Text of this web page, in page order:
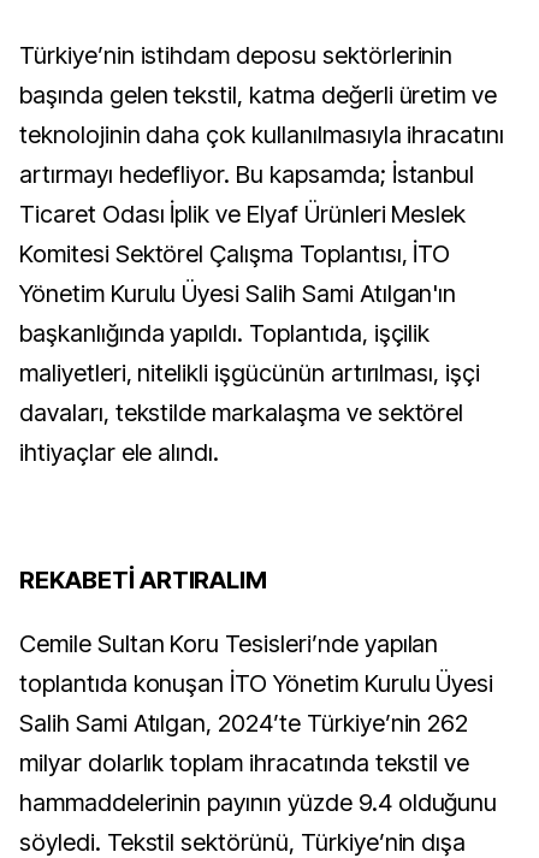
Türkiye’nin istihdam deposu sektörlerinin
başında gelen tekstil, katma değerli üretim ve
teknolojinin daha çok kullanılmasıyla ihracatını
artırmayı hedefliyor. Bu kapsamda; İstanbul
Ticaret Odası İplik ve Elyaf Ürünleri Meslek
Komitesi Sektörel Çalışma Toplantısı, İTO
Yönetim Kurulu Üyesi Salih Sami Atılgan'ın
başkanlığında yapıldı. Toplantıda, işçilik
maliyetleri, nitelikli işgücünün artırılması, işçi
davaları, tekstilde markalaşma ve sektörel
ihtiyaçlar ele alındı.
REKABETİ ARTIRALIM
Cemile Sultan Koru Tesisleri’nde yapılan
toplantıda konuşan İTO Yönetim Kurulu Üyesi
Salih Sami Atılgan, 2024’te Türkiye’nin 262
milyar dolarlık toplam ihracatında tekstil ve
hammaddelerinin payının yüzde 9.4 olduğunu
söyledi. Tekstil sektörünü, Türkiye’nin dışa